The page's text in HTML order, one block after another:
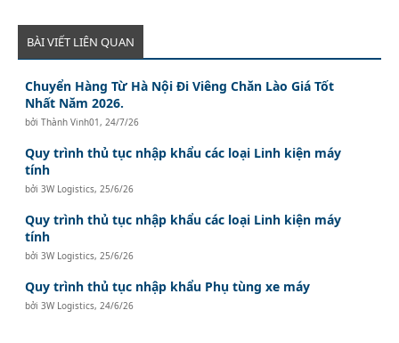
BÀI VIẾT LIÊN QUAN
Chuyển Hàng Từ Hà Nội Đi Viêng Chăn Lào Giá Tốt
Nhất Năm 2026.
bởiThành Vinh01 , 24/7/26
Quy trình thủ tục nhập khẩu các loại Linh kiện máy
tính
bởi3W Logistics, 25/6/26
Quy trình thủ tục nhập khẩu các loại Linh kiện máy
tính
bởi3W Logistics, 25/6/26
Quy trình thủ tục nhập khẩu Phụ tùng xe máy
bởi3W Logistics, 24/6/26